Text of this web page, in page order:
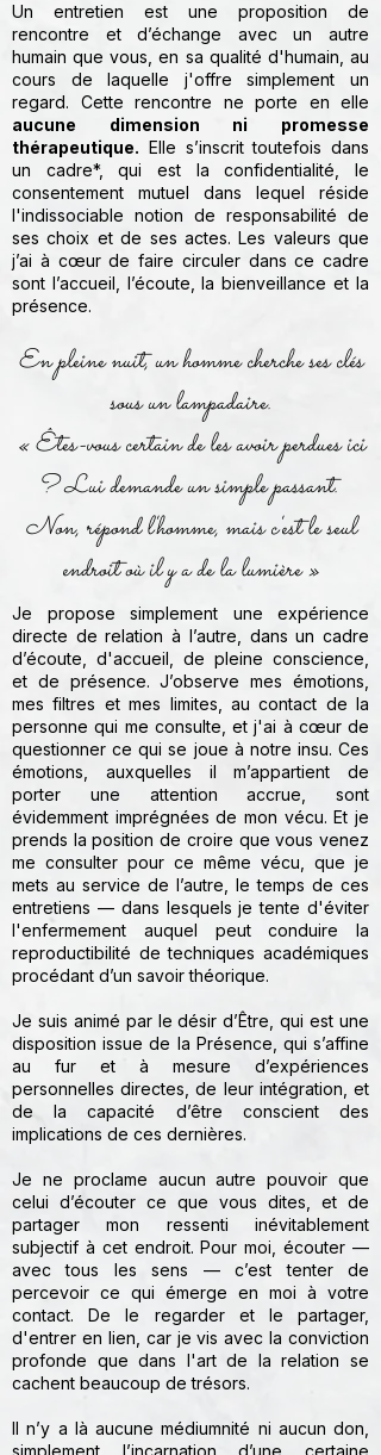
Un entretien est une proposition de
rencontre et d’échange avec un autre
humain que vous, en sa qualité d'humain, au
cours de laquelle j'offre simplement un
regard. Cette rencontre ne porte en elle
aucune dimension ni promesse
thérapeutique. Elle s’inscrit toutefois dans
un cadre*, qui est la confidentialité, le
consentement mutuel dans lequel réside
l'indissociable notion de responsabilité de
ses choix et de ses actes. Les valeurs que
j’ai à cœur de faire circuler dans ce cadre
sont l’accueil, l’écoute, la bienveillance et la
présence.
En pleine nuit, un homme cherche ses clés
sous un lampadaire.
« Êtes-vous certain de les avoir perdues ici
? Lui demande un simple passant.
Non, répond l'homme, mais c'est le seul
endroit où il y a de la lumière »
Je propose simplement une expérience
directe de relation à l’autre, dans un cadre
d’écoute, d'accueil, de pleine conscience,
et de présence. J’observe mes émotions,
mes filtres et mes limites, au contact de la
personne qui me consulte, et j'ai à cœur de
questionner ce qui se joue à notre insu. Ces
émotions, auxquelles il m’appartient de
porter une attention accrue, sont
évidemment imprégnées de mon vécu. Et je
prends la position de croire que vous venez
me consulter pour ce même vécu, que je
mets au service de l’autre, le temps de ces
entretiens — dans lesquels je tente d'éviter
l'enfermement auquel peut conduire la
reproductibilité de techniques académiques
procédant d’un savoir théorique.
Je suis animé par le désir d’Être, qui est une
disposition issue de la Présence, qui s’affine
au fur et à mesure d’expériences
personnelles directes, de leur intégration, et
de la capacité d’être conscient des
implications de ces dernières.
Je ne proclame aucun autre pouvoir que
celui d’écouter ce que vous dites, et de
partager mon ressenti inévitablement
subjectif à cet endroit. Pour moi, écouter —
avec tous les sens — c’est tenter de
percevoir ce qui émerge en moi à votre
contact. De le regarder et le partager,
d'entrer en lien, car je vis avec la conviction
profonde que dans l'art de la relation se
cachent beaucoup de trésors.
Il n’y a là aucune médiumnité ni aucun don,